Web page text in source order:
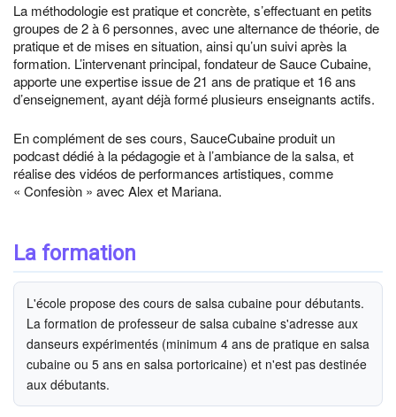
La méthodologie est pratique et concrète, s’effectuant en petits
groupes de 2 à 6 personnes, avec une alternance de théorie, de
pratique et de mises en situation, ainsi qu’un suivi après la
formation. L’intervenant principal, fondateur de Sauce Cubaine,
apporte une expertise issue de 21 ans de pratique et 16 ans
d’enseignement, ayant déjà formé plusieurs enseignants actifs.
En complément de ses cours, SauceCubaine produit un
podcast dédié à la pédagogie et à l’ambiance de la salsa, et
réalise des vidéos de performances artistiques, comme
« Confesiòn » avec Alex et Mariana.
La formation
L'école propose des cours de salsa cubaine pour débutants.
La formation de professeur de salsa cubaine s'adresse aux
danseurs expérimentés (minimum 4 ans de pratique en salsa
cubaine ou 5 ans en salsa portoricaine) et n'est pas destinée
aux débutants.